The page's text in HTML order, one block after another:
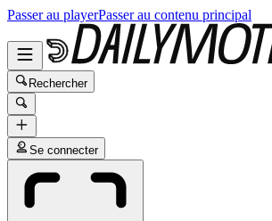
Passer au playerPasser au contenu principal
Rechercher
Se connecter